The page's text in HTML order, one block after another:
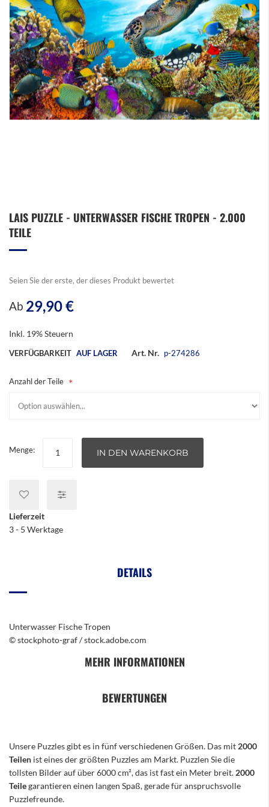
Anfang
der
LAIS PUZZLE - UNTERWASSER FISCHE TROPEN - 2.000
TEILE
Seien Sie der erste, der dieses Produkt bewertet
Ab 29,90 €
Inkl. 19% Steuern
VERFÜGBARKEIT AUF LAGER Art. Nr. p-274286
Anzahl der Teile
Menge: IN DEN WARENKORB
Lieferzeit
3 - 5 Werktage
DETAILS
Unterwasser Fische Tropen
© stockphoto-graf / stock.adobe.com
MEHR INFORMATIONEN
BEWERTUNGEN
Unsere Puzzles gibt es in fünf verschiedenen Größen. Das mit 2000
Teilen ist eines der größten Puzzles am Markt. Puzzlen Sie die
tollsten Bilder auf über 6000 cm², das ist fast ein Meter breit. 2000
Teilegarantieren einen langen Spaß, gerade für anspruchsvolle
Puzzlefreunde.